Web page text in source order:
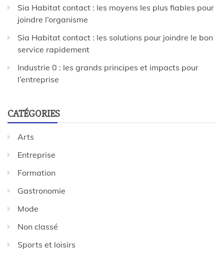
Sia Habitat contact : les moyens les plus fiables pour
joindre l’organisme
Sia Habitat contact : les solutions pour joindre le bon
service rapidement
Industrie 0 : les grands principes et impacts pour
l’entreprise
CATÉGORIES
Arts
Entreprise
Formation
Gastronomie
Mode
Non classé
Sports et loisirs